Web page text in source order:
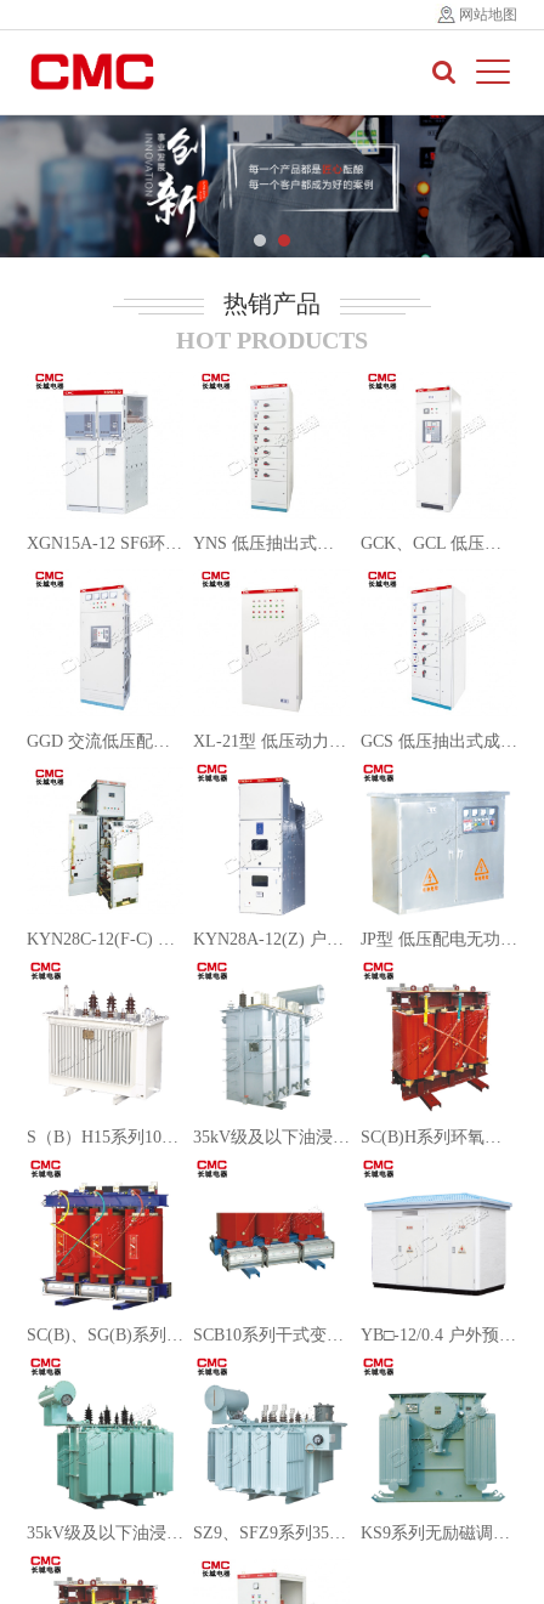
网站地图
热销产品
HOT PRODUCTS
XGN15A-12 SF6环网开关设备 YNS 低压抽出式成套开关设备 GCK、GCL 低压抽出式成套开关设备
GGD 交流低压配电开关设备 XL-21型 低压动力配电箱 GCS 低压抽出式成套开关设备
KYN28C-12(F-C) 户内铠装移开式交流金属封闭开关设备 KYN28A-12(Z) 户内铠装移开式交流金属封闭开关设备 JP型 低压配电无功补偿综合柜
S（B）H15系列10kV级油浸式非晶合金铁心配电变压器 35kV级及以下油浸式电炉变压器 SC(B)H系列环氧树脂浇注干式非晶合金变压器
SC(B)、SG(B)系列35kV级及以下干式变压器 SCB10系列干式变压器 YB□-12/0.4 户外预装式变电站
35kV级及以下油浸式无励磁调压变压器 SZ9、SFZ9系列35kV三相有载调压电力变压器 KS9系列无励磁调压矿用一般型油浸式电力变压器